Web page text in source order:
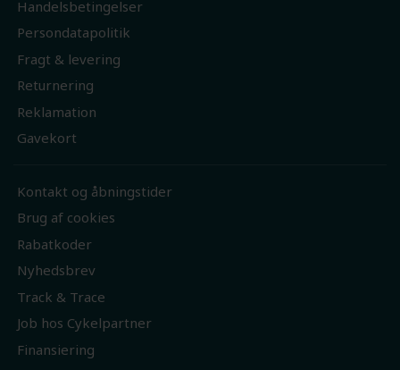
Handelsbetingelser
Persondatapolitik
Fragt & levering
Returnering
Reklamation
Gavekort
Kontakt og åbningstider
Brug af cookies
Rabatkoder
Nyhedsbrev
Track & Trace
Job hos Cykelpartner
Finansiering